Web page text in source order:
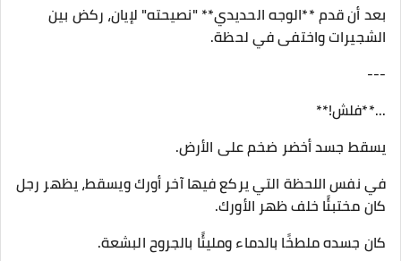
بعد أن قدم **الوجه الحديدي** "نصيحته" لإيان، ركض بين
الشجيرات واختفى في لحظة.
---
...**فلش!**
يسقط جسد أخضر ضخم على الأرض.
في نفس اللحظة التي يركع فيها آخر أورك ويسقط، يظهر رجل
كان مختبئًا خلف ظهر الأورك.
كان جسده ملطخًا بالدماء ومليئًا بالجروح البشعة.